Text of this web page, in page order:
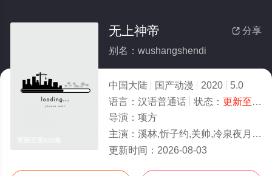
 分享
无上神帝
别名：wushangshendi
中国大陆 国产动漫 2020
5.0
语言： 汉语普通话 状态： 更新至第628集
导演： 项方
主演： 溪林,忻子约,关帅,冷泉夜月,季骜杰,钟巍,烈之流星,蘭雨馨,张妮,徐翔,Akira明,柳知萧
更新时间： 2026-08-03